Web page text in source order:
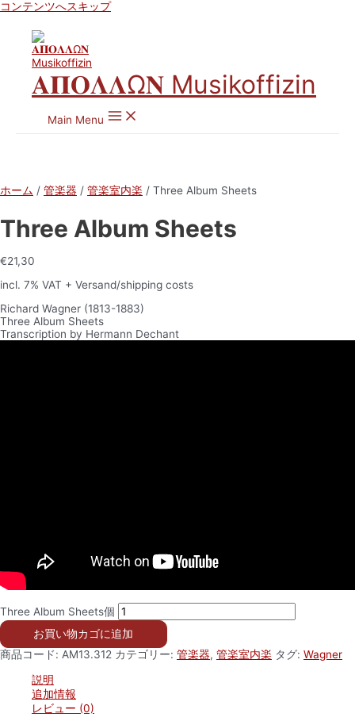
コンテンツへスキップ
𝚨𝚷𝚶𝚲𝚲Ω𝚴 Musikoffizin
Main Menu
ホーム / 管楽器 / 管楽室内楽 / Three Album Sheets
Three Album Sheets
€21,30
incl. 7% VAT + Versand/shipping costs
Richard Wagner (1813-1883)
Three Album Sheets
Transcription by Hermann Dechant
Three Album Sheets個
お買い物カゴに追加
商品コード: AM13.312 カテゴリー: 管楽器, 管楽室内楽 タグ: Wagner
説明
追加情報
レビュー (0)